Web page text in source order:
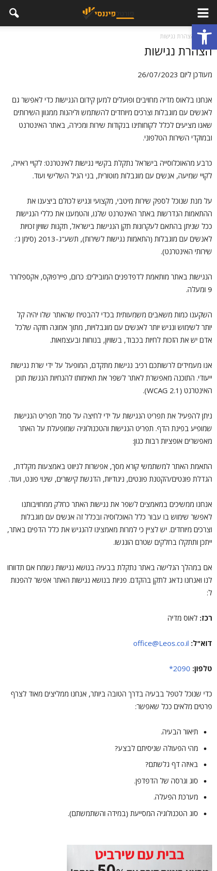
פתח סרגל נגישות
בית הצהרת נגישות
הצהרת נגישות
מעודכן ליום 26/07/2023
אנחנו בלאוס מדיה מחויבים ופועלים למען קידום הנגישות כדי לאפשר גם
לאנשים עם מוגבלות וצרכים מיוחדים להשתמש וליהנות ממגוון השירותים
שאנו מציעים לכלל לקוחותינו בנקודות שירות ומכירה, באתר האינטרנט
ובמוקדי השירות הטלפוני.
כרבע מהאוכלוסייה בישראל נתקלת בקשיי נגישות לאינטרנט: לקויי ראייה,
לקויי שמיעה, אנשים עם מוגבלות מוטורית, בני הגיל השלישי ועוד.
על מנת שנוכל לספק שירות מיטבי, מקצועי ונגיש לכולם ביצענו את
ההתאמות הנדרשות באתר האינטרנט שלנו, והטמענו את כללי הנגישות
ככל שניתן בהתאם לעקרונות תקן הנגישות בישראל, תקנות שוויון זכויות
לאנשים עם מוגבלות (התאמות נגישות לשירות), תשע"ג-2013 (סימן ג':
שירותי האינטרנט).
הנגישות באתר מותאמת לדפדפנים המובילים: כרום, פיירפוקס, אקספלורר
9 ומעלה.
השקענו כמות משאבים משמעותית בכדי להבטיח שהאתר שלו יהיה קל
יותר לשימוש ונגיש יותר לאנשים עם מוגבלויות, מתוך אמונה חזקה שלכל
אדם יש את הזכות לחיות בכבוד, בשוויון, בנוחות ובעצמאות.
אנו מעמידים לרשותכם רכיב נגישות מתקדם, המופעל על ידי שרת נגישות
ייעודי. התוכנה מאפשרת לאתר לשפר את תאימותו להנחיות הנגשת תוכן
האינטרנט (WCAG 2.1).
ניתן להפעיל את תפריט הנגישות על ידי לחיצה על סמל תפריט הנגישות
שמופיע בפינת הדף. תפריט הנגישות והטכנולוגיה שמופעלת על האתר
מאפשרים אופציות רבות כגון:
התאמת האתר למשתמשי קורא מסך, אפשרות לניווט באמצעות מקלדת,
הגדלת פונטים/הקטנת פונטים, ניגודיות, הדגשת קישורים, שינוי פונט, ועוד.
אנחנו ממשיכים במאמצים לשפר את נגישות האתר כחלק ממחויבותנו
לאפשר שימוש בו עבור כלל האוכלוסיה ובכלל זה אנשים עם מוגבלות
וצרכים מיוחדים. יש לציין כי למרות מאמצינו להנגיש את כלל הדפים באתר,
ייתכן ותתקלו בחלקים שטרם הונגשו.
אם במהלך הגלישה באתר נתקלת בבעיה בנושא נגישות נשמח אם תדווחו
לנו ואנחנו נדאג לתקן בהקדם. פניות בנושא נגישות האתר אפשר להפנות
ל:
רכז: לאוס מדיה
דוא"ל: office@Leos.co.il
טלפון: 2090*
כדי שנוכל לטפל בבעיה בדרך הטובה ביותר, אנחנו ממליצים מאוד לצרף
פרטים מלאים ככל שאפשר:
תיאור הבעיה.
מהי הפעולה שניסיתם לבצע?
באיזה דף גלשתם?
סוג וגרסה של הדפדפן.
מערכת הפעלה.
סוג הטכנולוגיה המסייעת (במידה והשתמשתם).